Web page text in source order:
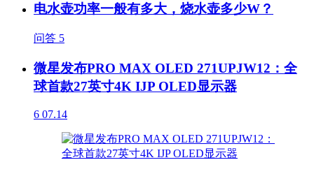
电水壶功率一般有多大，烧水壶多少W？
问答 5
微星发布PRO MAX OLED 271UPJW12：全
球首款27英寸4K IJP OLED显示器
6 07.14